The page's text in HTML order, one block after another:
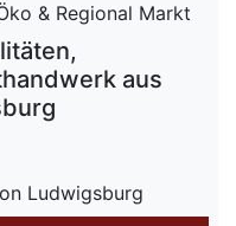
& Regional Markt
aus
Ludwigsburg